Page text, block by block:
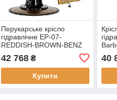
Перукарське крісло
гідравлічне EP-07-
REDDISH-BROWN-BENZ
42 768₴
Купити
40